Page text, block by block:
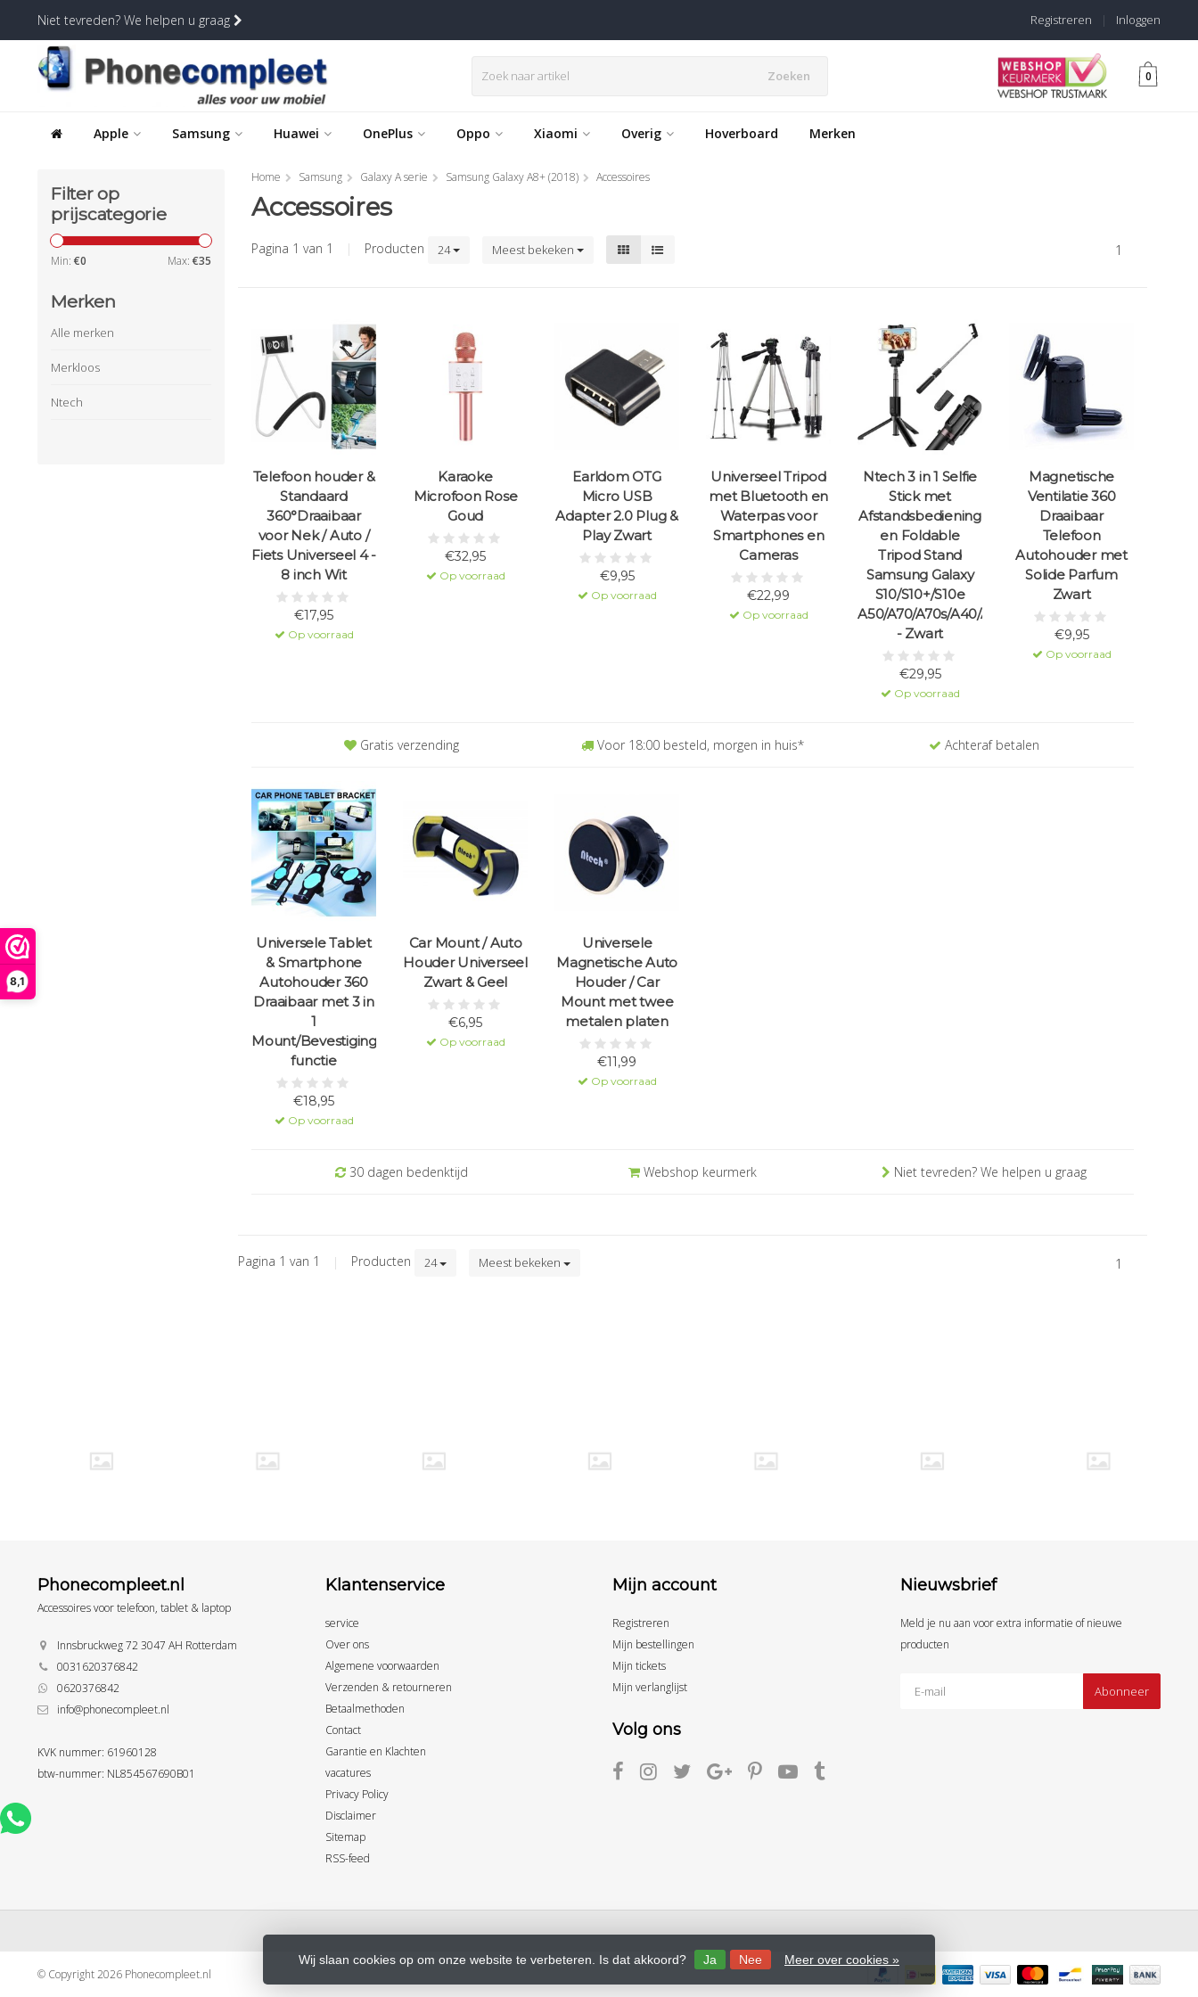
8,1
Niet tevreden? We helpen u graag Inloggen
|
Registreren
Zoeken 0
Apple Samsung Huawei OnePlus Oppo Xiaomi Overig Hoverboard Merken
Filter op
prijscategorie
Min: €0 Max: €35
Merken
Alle merken
Merkloos
Ntech
Home Samsung Galaxy A serie Samsung Galaxy A8+ (2018) Accessoires
Accessoires
Pagina 1 van 1 | Producten 24 Meest bekeken 1
Telefoon houder &
Standaard
360°Draaibaar
voor Nek / Auto /
Fiets Universeel 4 -
8 inch Wit
€17,95
Op voorraad
Karaoke
Microfoon Rose
Goud
€32,95
Op voorraad
Earldom OTG
Micro USB
Adapter 2.0 Plug &
Play Zwart
€9,95
Op voorraad
Universeel Tripod
met Bluetooth en
Waterpas voor
Smartphones en
Cameras
€22,99
Op voorraad
Ntech 3 in 1 Selfie
Stick met
Afstandsbediening
en Foldable
Tripod Stand
Samsung Galaxy
S10/S10+/S10e
A50/A70/A70s/A40/A30/A7(2018)
- Zwart
€29,95
Op voorraad
Magnetische
Ventilatie 360
Draaibaar
Telefoon
Autohouder met
Solide Parfum
Zwart
€9,95
Op voorraad
Gratis verzending Voor 18:00 besteld, morgen in huis* Achteraf betalen
Universele Tablet
& Smartphone
Autohouder 360
Draaibaar met 3 in
1
Mount/Bevestigings
functie
€18,95
Op voorraad
Car Mount / Auto
Houder Universeel
Zwart & Geel
€6,95
Op voorraad
Universele
Magnetische Auto
Houder / Car
Mount met twee
metalen platen
€11,99
Op voorraad
30 dagen bedenktijd Webshop keurmerk Niet tevreden? We helpen u graag
Pagina 1 van 1 | Producten 24 Meest bekeken 1
Phonecompleet.nl
Accessoires voor telefoon, tablet & laptop
Innsbruckweg 72 3047 AH Rotterdam
0031620376842
0620376842
info@phonecompleet.nl
KVK nummer: 61960128
btw-nummer: NL854567690B01
Klantenservice
service
Over ons
Algemene voorwaarden
Verzenden & retourneren
Betaalmethoden
Contact
Garantie en Klachten
vacatures
Privacy Policy
Disclaimer
Sitemap
RSS-feed
Mijn account
Registreren
Mijn bestellingen
Mijn tickets
Mijn verlanglijst
Volg ons
Nieuwsbrief
Meld je nu aan voor extra informatie of nieuwe
producten
Abonneer
Wij slaan cookies op om onze website te verbeteren. Is dat akkoord? Ja Nee Meer over cookies »
© Copyright 2026 Phonecompleet.nl